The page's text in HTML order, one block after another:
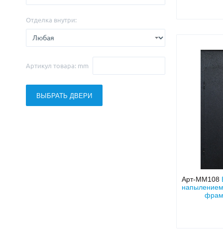
Отделка внутри:
Артикул товара: mm
ВЫБРАТЬ ДВЕРИ
Арт-ММ108